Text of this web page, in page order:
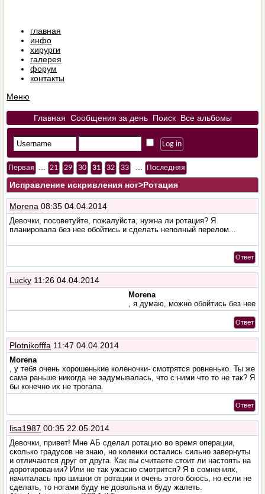
главная
инфо
хирурги
галерея
форум
контакты
Меню
Главная Сообщения за день Поиск Все альбомы
Первая 21 29 30 31 32 33 Последняя
Исправление искривления ног>Pотация
Morena 08:35 04.04.2014
Девочки, посоветуйте, пожалуйста, нужна ли ротация? Я
планировала без нее обойтись и сделать неполный перелом...
Ответ
Lucky 11:26 04.04.2014
Morena
, я думаю, можно обойтись без нее
Ответ
Plotnikofffa 11:47 04.04.2014
Morena
, у тебя очень хорошенькие коленочки- смотрятся ровненько. Ты же
сама раньше никогда не задумывалась, что с ними что то не так? Я
бы конечно их не трогала.
Ответ
lisa1987 00:35 22.05.2014
Девочки, привет! Мне АБ сделал ротацию во время операции,
сколько градусов не знаю, но коленки остались сильно завернуты
и отличаются друг от друга. Как вы считаете стоит ли настоять на
доротировании? Или не так ужасно смотрится? Я в сомнениях,
начиталась про шишки от ротации и очень этого боюсь, но если не
сделать, то ногами буду не довольна и буду жалеть.